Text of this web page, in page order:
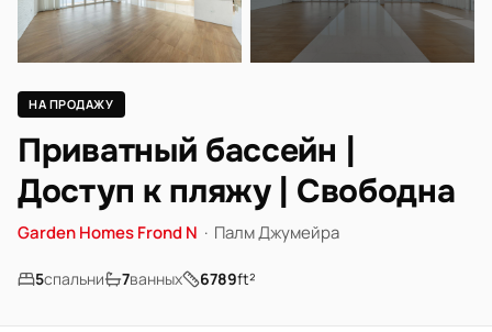
НА ПРОДАЖУ
Приватный бассейн |
Доступ к пляжу | Свободна
Garden Homes Frond N · Палм Джумейра
5спальни 7ванных 6789ft²